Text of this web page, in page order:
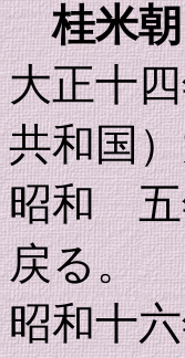
桂米
大正十
共和国
昭和
戻る。
昭和十